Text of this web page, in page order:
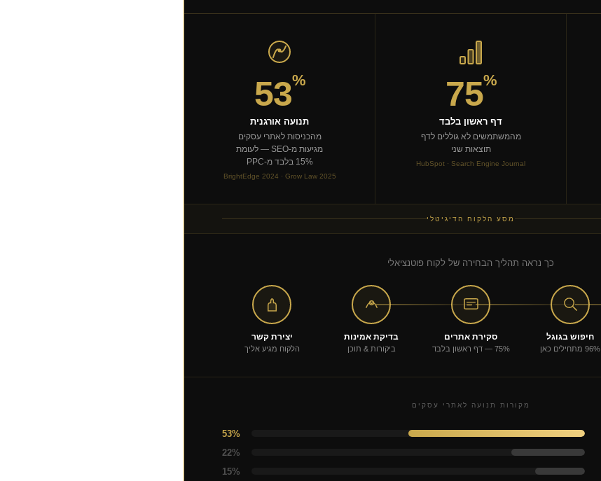
75%
דף ראשון בלבד
מהמשתמשים לא גוללים לדף
תוצאות שני
HubSpot · Search Engine Journal
53%
תנועה אורגנית
מהכניסות לאתרי עסקים
מגיעות מ-SEO — לעומת
15% בלבד מ-PPC
BrightEdge 2024 · Grow Law 2025
מסע הלקוח הדיגיטלי
כך נראה תהליך הבחירה של לקוח פוטנציאלי
חיפוש בגוגל
96% מתחילים כאן
סקירת אתרים
75% — דף ראשון בלבד
בדיקת אמינות
ביקורות & תוכן
יצירת קשר
הלקוח מגיע אליך
מקורות תנועה לאתרי עסקים
53%
22%
15%